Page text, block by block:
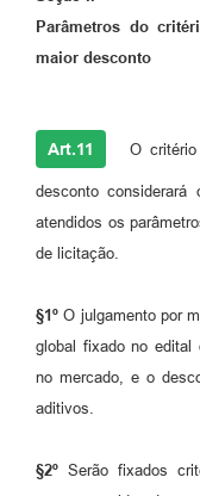
Parâmetros do
maior desconto
Art.11 O
desconto considerará
atendidos os
de licitação.
§1º O julgamento por
global fixado no edital
no mercado, e o
aditivos.
§2º Serão fixados